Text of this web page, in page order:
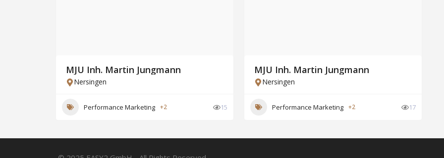
MJU Inh. Martin Jungmann
Nersingen
Performance Marketing +2 15
MJU Inh. Martin Jungmann
Nersingen
Performance Marketing +2 17